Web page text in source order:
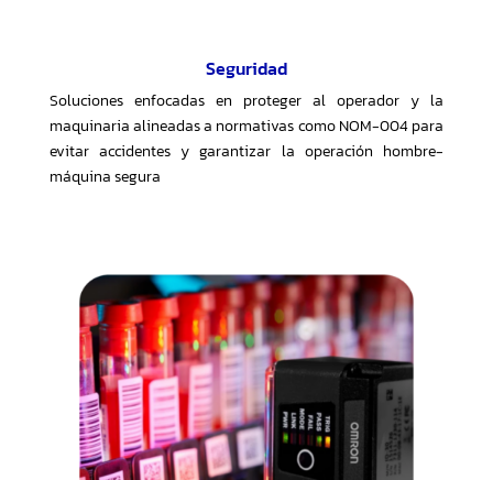
Seguridad
Soluciones enfocadas en proteger al operador y la
maquinaria alineadas a normativas como NOM-004 para
evitar accidentes y garantizar la operación hombre-
máquina segura